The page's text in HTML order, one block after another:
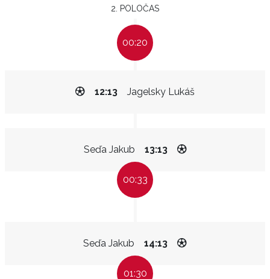
2. POLOČAS
00:20
Jagelsky Lukáš
12:13
Seďa Jakub 13:13
00:33
Seďa Jakub 14:13
01:30